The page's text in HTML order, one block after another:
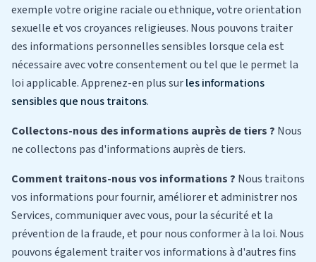
exemple votre origine raciale ou ethnique, votre orientation
sexuelle et vos croyances religieuses. Nous pouvons traiter
des informations personnelles sensibles lorsque cela est
nécessaire avec votre consentement ou tel que le permet la
loi applicable. Apprenez-en plus surles informations
sensibles que nous traitons.
Collectons-nous des informations auprès de tiers ? Nous
ne collectons pas d'informations auprès de tiers.
Comment traitons-nous vos informations ? Nous traitons
vos informations pour fournir, améliorer et administrer nos
Services, communiquer avec vous, pour la sécurité et la
prévention de la fraude, et pour nous conformer à la loi. Nous
pouvons également traiter vos informations à d'autres fins